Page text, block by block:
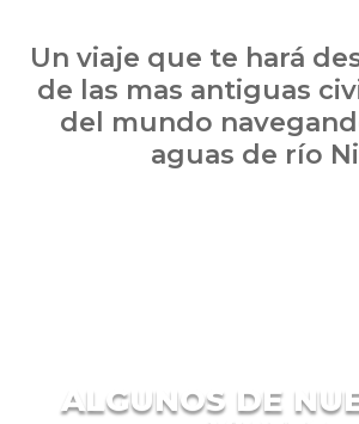
Un viaje que te hará
de las mas antiguas
del mundo
aguas de río
ALGUNOS DE